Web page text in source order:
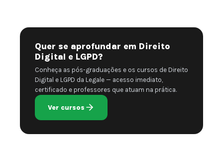
Quer se aprofundar em Direito
Digital e LGPD?
Conheça as pós-graduações e os cursos de Direito
Digital e LGPD da Legale — acesso imediato,
certificado e professores que atuam na prática.
Ver cursos